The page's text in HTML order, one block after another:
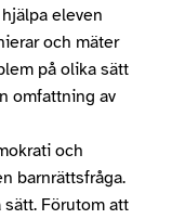
eleven
och mäter
på olika sätt
omfattning av
och
barnrättsfråga.
sätt. Förutom att